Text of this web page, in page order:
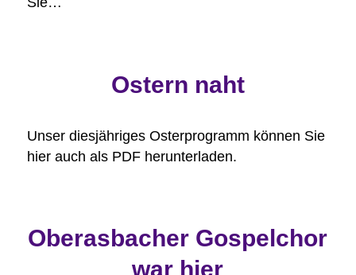
Ostern naht
Unser diesjähriges Osterprogramm können Sie
hier auch als PDF herunterladen.
Oberasbacher Gospelchor
war hier